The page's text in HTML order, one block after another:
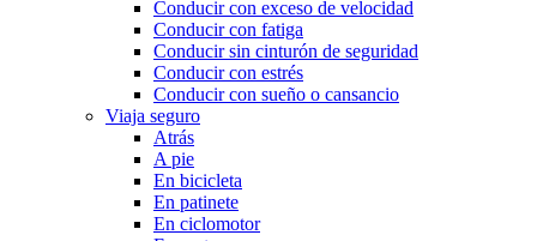
Conducir con exceso de velocidad
Conducir con fatiga
Conducir sin cinturón de seguridad
Conducir con estrés
Conducir con sueño o cansancio
Viaja seguro
Atrás
A pie
En bicicleta
En patinete
En ciclomotor